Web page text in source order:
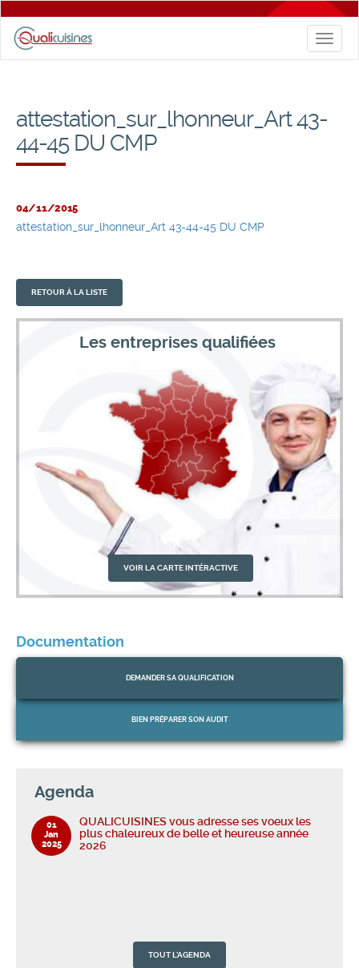
Toggle
attestation_sur_lhonneur_Art 43-
44-45 DU CMP
04/11/2015
attestation_sur_lhonneur_Art 43-44-45 DU CMP
RETOUR À LA LISTE
Les entreprises qualifiées
VOIR LA CARTE INTÉRACTIVE
Documentation
DEMANDER SA QUALIFICATION
BIEN PRÉPARER SON AUDIT
Agenda
01
Jan
2025
QUALICUISINES vous adresse ses voeux les
plus chaleureux de belle et heureuse année
2026
TOUT L'AGENDA